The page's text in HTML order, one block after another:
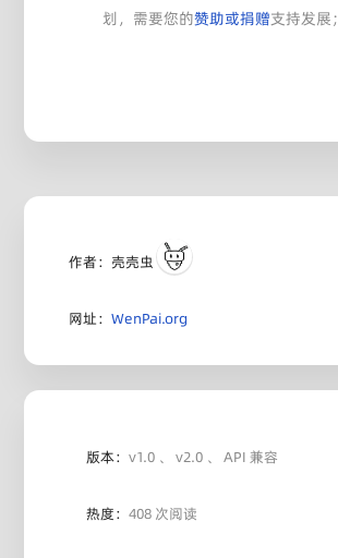
划，需要您的赞助或捐赠支持发展；
作者：壳壳虫
网址： WenPai.org
版本： v1.0 、 v2.0 、 API 兼容
热度： 408 次阅读